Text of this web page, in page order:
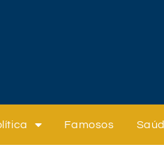
Famosos